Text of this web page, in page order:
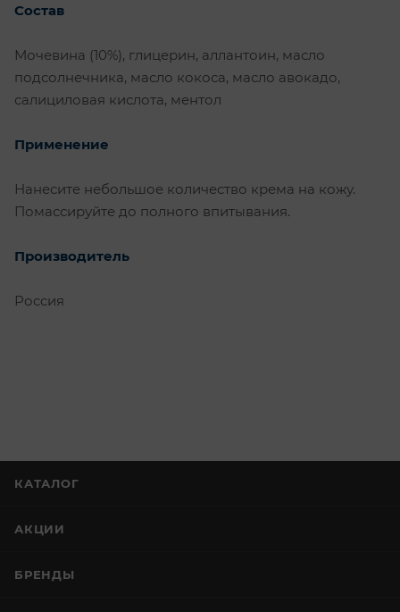
Состав
Мочевина (10%), глицерин, аллантоин, масло
подсолнечника, масло кокоса, масло авокадо,
салициловая кислота, ментол
Применение
Нанесите небольшое количество крема на кожу.
Помассируйте до полного впитывания.
Производитель
Россия
КАТАЛОГ
АКЦИИ
БРЕНДЫ